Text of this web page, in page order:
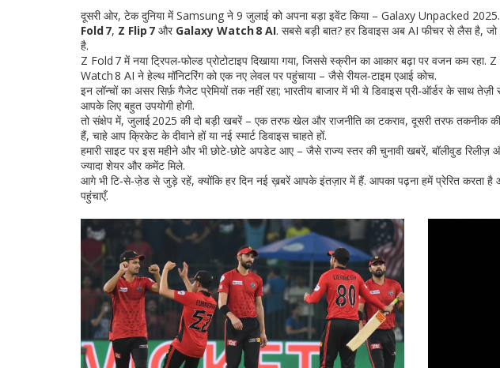
दूसरी ओर, टेक दुनिया में Samsung ने 9 जुलाई को अपना बड़ा इवेंट किया – Galaxy Unpacked
Fold 7, Z Flip 7 और Galaxy Watch 8 AI. सबसे बड़ी बात? हर डिवाइस अब AI फीचर से लैस है, जो
है.
Z Fold 7 में नया ट्रिपल‑फोल्ड प्रोटोटाइप दिखाया गया, जिससे स्क्रीन का आकार बढ़ा पर वजन कम रहा.
Watch 8 AI ने हेल्थ मॉनिटरिंग को एक नए लेवल पर पहुंचाया – जैसे रीयल‑टाइम एआई कोच.
इन लॉन्चों का असर सिर्फ़ गैजेट प्रेमियों तक नहीं रहा; भारतीय बाजार में भी ये डिवाइस प्री‑ऑर्डर के साथ
आपके लिए बहुत उपयोगी होगी.
तो संक्षेप में, जुलाई 2025 की दो बड़ी खबरें – एक तरफ खेल और राजनीति का टकराव, दूसरी तरफ तकनीक की
हैं, चाहे आप क्रिकेट के दीवाने हों या नई स्मार्ट डिवाइस चाहते हों.
हमारी साइट पर इस महीने और भी छोटे-छोटे अपडेट आए – जैसे राज्य स्तर की चुनावी खबरें, बॉलीवुड रिलीज़
ज्यादा शेयर और कमेंट मिले.
आगे भी टि‑से‑जे़ड से जुड़े रहें, क्योंकि हर दिन नई ख़बरें आपके इंतज़ार में हैं. आपका पढ़ना हमें प्रेरित करता
पहुंचाएँ.